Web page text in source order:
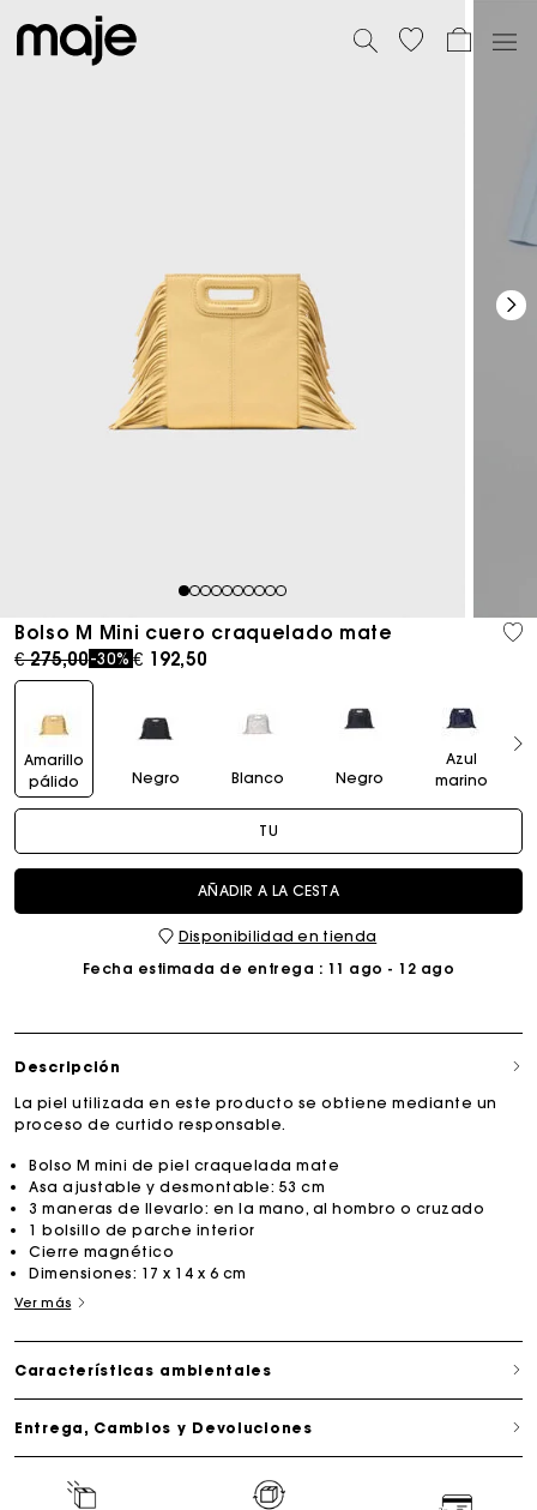
12345678910
Bolso M Mini cuero craquelado mate
Price reduced from
€ 275,00to
-30% € 192,50
Amarillo
pálido
Negro Blanco Negro
Azul
marino
TU
AÑADIR A LA CESTA
Disponibilidad en tienda
Fecha estimada de entrega : 11 ago - 12 ago
Descripción
La piel utilizada en este producto se obtiene mediante un
proceso de curtido responsable.
Bolso M mini de piel craquelada mate
Asa ajustable y desmontable: 53 cm
3 maneras de llevarlo: en la mano, al hombro o cruzado
1 bolsillo de parche interior
Cierre magnético
Dimensiones: 17 x 14 x 6 cm
Ver más
Características ambientales
Entrega, Cambios y Devoluciones